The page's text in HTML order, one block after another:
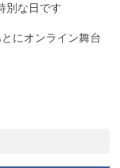
別な日です
にオンライン舞台